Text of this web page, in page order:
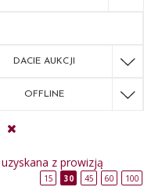
DACIE AUKCJI
OFFLINE
uzyskana z prowizją
15 30 45 60 100